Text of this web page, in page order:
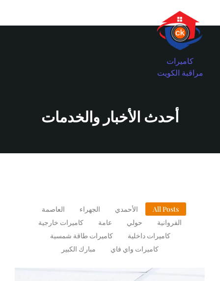
كاميرات
مراقبة الكويت
أحدث الأخبار والخدمات
All Posts الأحمدي الجهراء
العاصمة
الفروانية
حولي عامة
كاميرات خارجية
كاميرات داخلية
كاميرات طاقة شمسية
كاميرات واي فاي
مبارك الكبير